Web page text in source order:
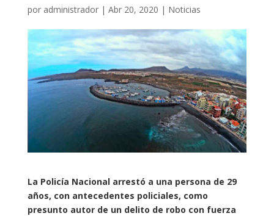
por administrador| Abr 20, 2020 | Noticias
La Policía Nacional arrestó a una persona de 29
años, con antecedentes policiales, como
presunto autor de un delito de robo con fuerza